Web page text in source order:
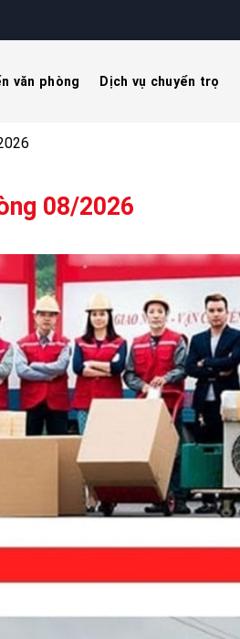
văn phòng Dịch vụ chuyển trọ
08/2026